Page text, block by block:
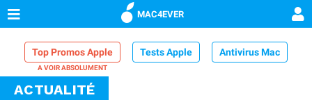
MAC4EVER
Top Promos Apple Tests Apple Antivirus Mac
VPN Mac
ACTUALITÉ